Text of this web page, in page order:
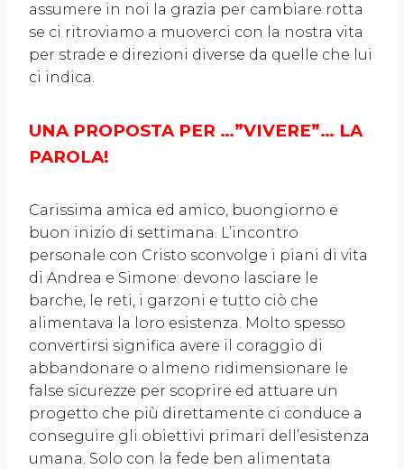
assumere in noi la grazia per cambiare rotta
se ci ritroviamo a muoverci con la nostra vita
per strade e direzioni diverse da quelle che lui
ci indica.
UNA PROPOSTA PER …”VIVERE”… LA
PAROLA!
Carissima amica ed amico, buongiorno e
buon inizio di settimana. L’incontro
personale con Cristo sconvolge i piani di vita
di Andrea e Simone: devono lasciare le
barche, le reti, i garzoni e tutto ciò che
alimentava la loro esistenza. Molto spesso
convertirsi significa avere il coraggio di
abbandonare o almeno ridimensionare le
false sicurezze per scoprire ed attuare un
progetto che più direttamente ci conduce a
conseguire gli obiettivi primari dell’esistenza
umana. Solo con la fede ben alimentata